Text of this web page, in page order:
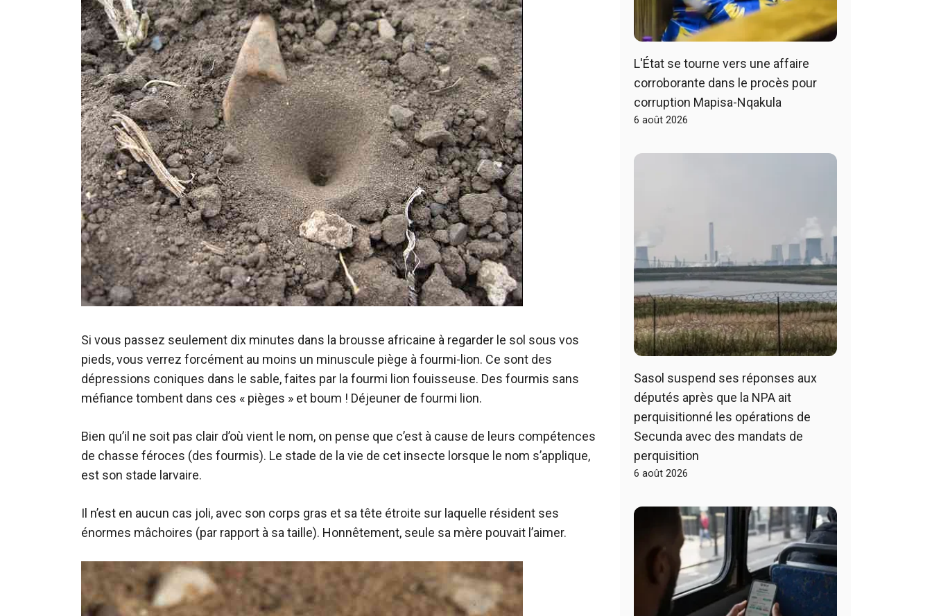
Si vous passez seulement dix minutes dans la brousse africaine à regarder le sol sous vos
pieds, vous verrez forcément au moins un minuscule piège à fourmi-lion. Ce sont des
dépressions coniques dans le sable, faites par la fourmi lion fouisseuse. Des fourmis sans
méfiance tombent dans ces « pièges » et boum ! Déjeuner de fourmi lion.
Bien qu’il ne soit pas clair d’où vient le nom, on pense que c’est à cause de leurs compétences
de chasse féroces (des fourmis). Le stade de la vie de cet insecte lorsque le nom s’applique,
est son stade larvaire.
Il n’est en aucun cas joli, avec son corps gras et sa tête étroite sur laquelle résident ses
énormes mâchoires (par rapport à sa taille). Honnêtement, seule sa mère pouvait l’aimer.
L'État se tourne vers une affaire
corroborante dans le procès pour
corruption Mapisa-Nqakula
6 août 2026
Sasol suspend ses réponses aux
députés après que la NPA ait
perquisitionné les opérations de
Secunda avec des mandats de
perquisition
6 août 2026